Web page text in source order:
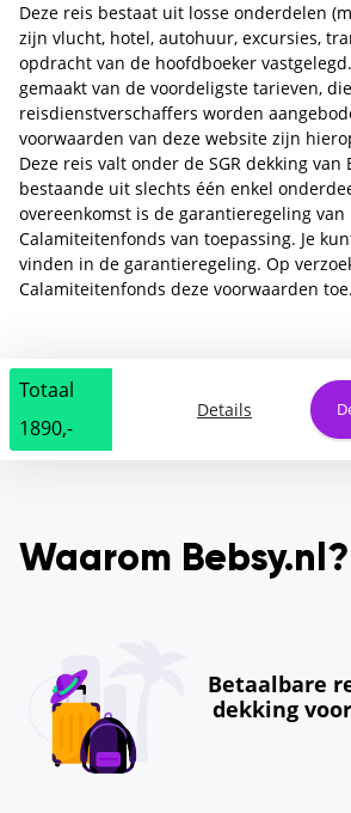
Deze reis bestaat uit losse onderdelen
zijn vlucht, hotel, autohuur, excursies,
opdracht van de hoofdboeker
gemaakt van de voordeligste tarieven,
reisdienstverschaffers worden
voorwaarden van deze website zijn
Deze reis valt onder de SGR dekking van
bestaande uit slechts één enkel
overeenkomst is de garantieregeling van
Calamiteitenfonds van toepassing. Je
vinden in de garantieregeling. Op
Calamiteitenfonds deze voorwaarden toe.
Totaal
1890,-
Details
Waarom Bebsy.nl?
Betaalbare
dekking